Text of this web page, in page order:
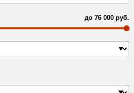
до 76 000 руб.